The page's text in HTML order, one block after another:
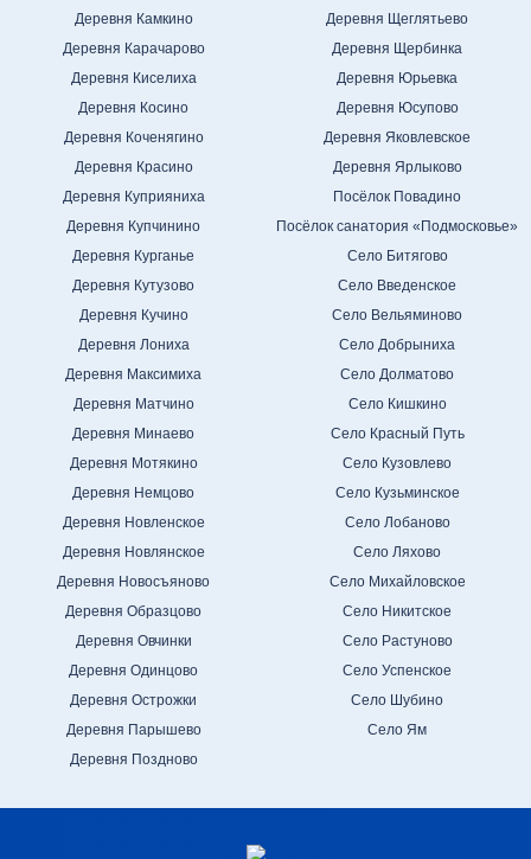
Деревня Камкино
Деревня Карачарово
Деревня Киселиха
Деревня Косино
Деревня Коченягино
Деревня Красино
Деревня Куприяниха
Деревня Купчинино
Деревня Курганье
Деревня Кутузово
Деревня Кучино
Деревня Лониха
Деревня Максимиха
Деревня Матчино
Деревня Минаево
Деревня Мотякино
Деревня Немцово
Деревня Новленское
Деревня Новлянское
Деревня Новосъяново
Деревня Образцово
Деревня Овчинки
Деревня Одинцово
Деревня Острожки
Деревня Парышево
Деревня Поздново
Деревня Щеглятьево
Деревня Щербинка
Деревня Юрьевка
Деревня Юсупово
Деревня Яковлевское
Деревня Ярлыково
Посёлок Повадино
Посёлок санатория «Подмосковье»
Село Битягово
Село Введенское
Село Вельяминово
Село Добрыниха
Село Долматово
Село Кишкино
Село Красный Путь
Село Кузовлево
Село Кузьминское
Село Лобаново
Село Ляхово
Село Михайловское
Село Никитское
Село Растуново
Село Успенское
Село Шубино
Село Ям